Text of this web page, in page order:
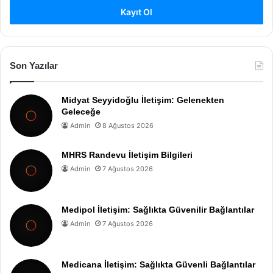
Kayıt Ol
Son Yazılar
Midyat Seyyidoğlu İletişim: Gelenekten
Geleceğe
Admin 8 Ağustos 2026
MHRS Randevu İletişim Bilgileri
Admin 7 Ağustos 2026
Medipol İletişim: Sağlıkta Güvenilir Bağlantılar
Admin 7 Ağustos 2026
Medicana İletişim: Sağlıkta Güvenli Bağlantılar